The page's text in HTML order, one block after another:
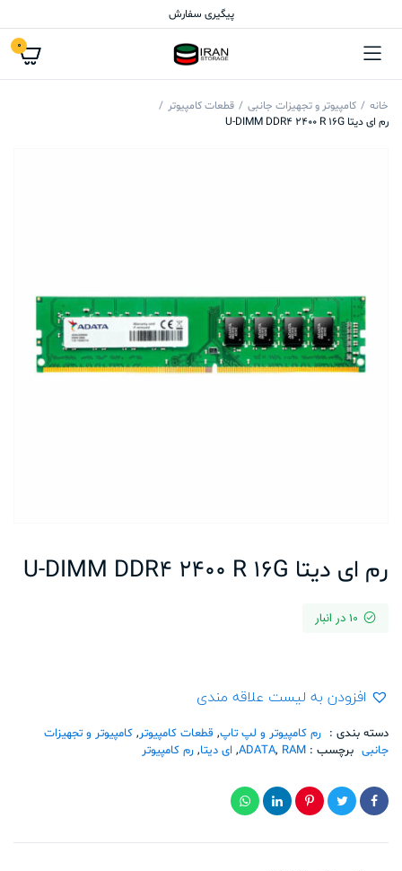
پیگیری سفارش
0
خانه کامپیوتر و تجهیزات جانبی
قطعات کامپیوتر
رم ای دیتا U-DIMM DDR4 2400 R 16G
رم ای دیتا U-DIMM DDR4 2400 R 16G
10 در انبار
افزودن به لیست علاقه مندی
دسته بندی : رم کامپیوتر و لپ تاپ, قطعات کامپیوتر, کامپیوتر و تجهیزات
جانبی برچسب : ADATA, RAM
, ای دیتا, رم کامپیوتر